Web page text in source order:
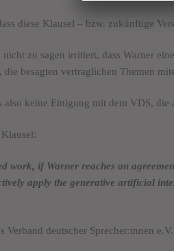
diese Klausel – bzw. zukünftige
zu sagen irritiert, dass Warner
besagten vertraglichen Themen
also keine Einigung mit dem VDS,
work, if Warner reaches an
apply the generative artificial
Verband deutscher Sprecher:innen e.V.